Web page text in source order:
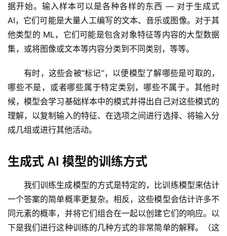
据开始。输入样本可以是各种各样的东西 — 对于生成式
AI，它们可能是大量人工编写的文本、音乐或图像。对于其
他类型的 ML，它们可能是包含对象特征等内容的大型数据
集，或将图像或文本等内容分类到不同类别，等等。
有时，这些会被“标记”，以便模型了解哪些是可取的，
哪些不是，或者哪些属于特定类别，哪些不属于。其他时
候，模型会学习基础样本中的模式并得出自己对这些模式的
理解，以复制输入的特征、在选项之间进行选择、将输入分
成几组或进行其他活动。
生成式 AI 模型的训练方式
我们训练生成模型的方式是特定的，比训练模型来估计
一个答案的简单概率更复杂。相反，这些模型会估计许多不
同元素的概率，并将它们组合在一起以创建它们的响应。以
下是我们进行这种训练的几种方式的非常简单的解释。（这